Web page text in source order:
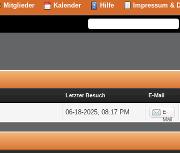
Mitglieder Kalender Hilfe Impressum &
Letzter Besuch E-Mail
06-18-2025, 08:17 PM
E-
Mail